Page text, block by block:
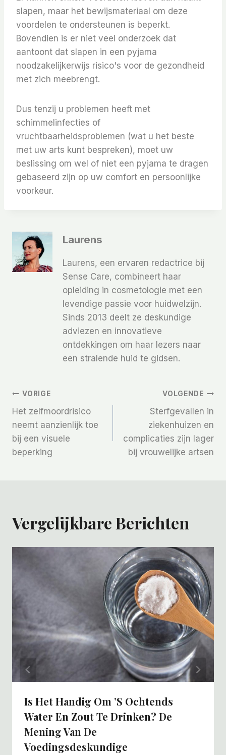
slapen, maar het bewijsmateriaal om deze
voordelen te ondersteunen is beperkt.
Bovendien is er niet veel onderzoek dat
aantoont dat slapen in een pyjama
noodzakelijkerwijs risico's voor de gezondheid
met zich meebrengt.
Dus tenzij u problemen heeft met
schimmelinfecties of
vruchtbaarheidsproblemen (wat u het beste
met uw arts kunt bespreken), moet uw
beslissing om wel of niet een pyjama te dragen
gebaseerd zijn op uw comfort en persoonlijke
voorkeur.
Laurens
Laurens, een ervaren redactrice bij
Sense Care, combineert haar
opleiding in cosmetologie met een
levendige passie voor huidwelzijn.
Sinds 2013 deelt ze deskundige
adviezen en innovatieve
ontdekkingen om haar lezers naar
een stralende huid te gidsen.
Bericht
Navigatie
VORIGE
Het zelfmoordrisico
neemt aanzienlijk toe
bij een visuele
beperking
VOLGENDE
Sterfgevallen in
ziekenhuizen en
complicaties zijn lager
bij vrouwelijke artsen
Vergelijkbare Berichten
Is Het Handig Om ’s Ochtends
Water En Zout Te Drinken? De
Mening Van De
Voedingsdeskundige